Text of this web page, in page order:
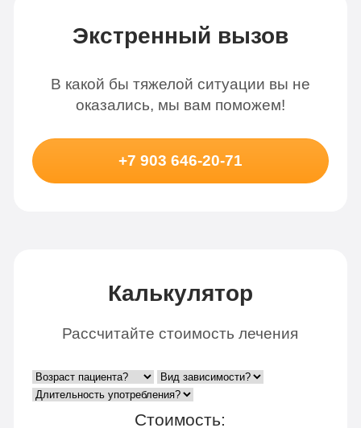
Экстренный вызов
В какой бы тяжелой ситуации вы не
оказались, мы вам поможем!
+7 903 646-20-71
Калькулятор
Рассчитайте стоимость лечения
Стоимость: